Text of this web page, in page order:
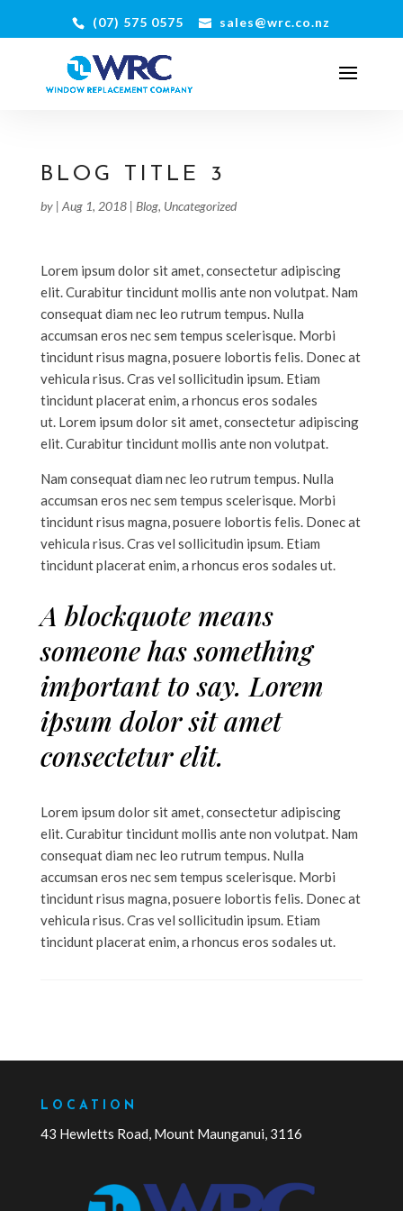
(07) 575 0575 sales@wrc.co.nz
BLOG TITLE 3
by | Aug 1, 2018| Blog, Uncategorized
Lorem ipsum dolor sit amet, consectetur adipiscing
elit. Curabitur tincidunt mollis ante non volutpat. Nam
consequat diam nec leo rutrum tempus. Nulla
accumsan eros nec sem tempus scelerisque. Morbi
tincidunt risus magna, posuere lobortis felis. Donec at
vehicula risus. Cras vel sollicitudin ipsum. Etiam
tincidunt placerat enim, a rhoncus eros sodales
ut. Lorem ipsum dolor sit amet, consectetur adipiscing
elit. Curabitur tincidunt mollis ante non volutpat.
Nam consequat diam nec leo rutrum tempus. Nulla
accumsan eros nec sem tempus scelerisque. Morbi
tincidunt risus magna, posuere lobortis felis. Donec at
vehicula risus. Cras vel sollicitudin ipsum. Etiam
tincidunt placerat enim, a rhoncus eros sodales ut.
A blockquote means
someone has something
important to say. Lorem
ipsum dolor sit amet
consectetur elit.
Lorem ipsum dolor sit amet, consectetur adipiscing
elit. Curabitur tincidunt mollis ante non volutpat. Nam
consequat diam nec leo rutrum tempus. Nulla
accumsan eros nec sem tempus scelerisque. Morbi
tincidunt risus magna, posuere lobortis felis. Donec at
vehicula risus. Cras vel sollicitudin ipsum. Etiam
tincidunt placerat enim, a rhoncus eros sodales ut.
LOCATION
43 Hewletts Road, Mount Maunganui, 3116